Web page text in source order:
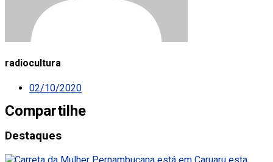
radiocultura
02/10/2020
Compartilhe
Destaques